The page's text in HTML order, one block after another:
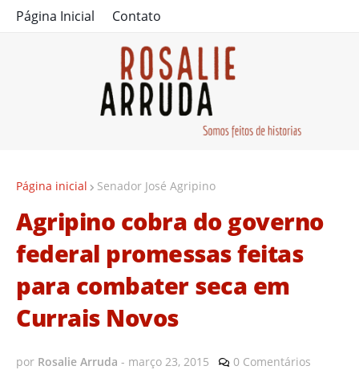
Página Inicial Contato
Página inicial Senador José Agripino
Agripino cobra do governo
federal promessas feitas
para combater seca em
Currais Novos
por Rosalie Arruda - março 23, 2015 0 Comentários